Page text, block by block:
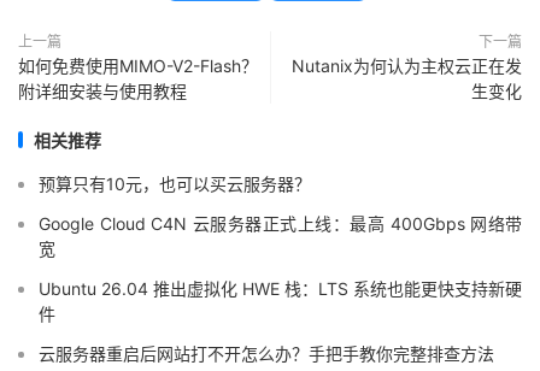
上一篇
如何免费使用MIMO-V2-Flash？
附详细安装与使用教程
下一篇
Nutanix为何认为主权云正在发
生变化
相关推荐
预算只有10元，也可以买云服务器？
Google Cloud C4N 云服务器正式上线：最高 400Gbps 网络带
宽
Ubuntu 26.04 推出虚拟化 HWE 栈：LTS 系统也能更快支持新硬
件
云服务器重启后网站打不开怎么办？手把手教你完整排查方法